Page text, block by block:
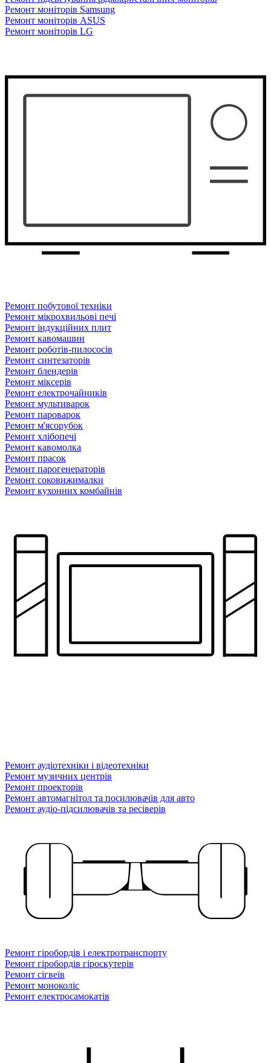
Ремонт моніторів Samsung
Ремонт моніторів ASUS
Ремонт моніторів LG
Ремонт побутової техніки
Ремонт мікрохвильові печі
Ремонт індукційних плит
Ремонт кавомашин
Ремонт роботів-пилососів
Ремонт синтезаторів
Ремонт блендерiв
Ремонт мiксерiв
Ремонт електрочайників
Ремонт мультиварок
Ремонт пароварок
Ремонт м'ясорубок
Ремонт хлiбопечi
Ремонт кавомолка
Ремонт прасок
Ремонт парогенераторiв
Ремонт соковижималки
Ремонт кухонних комбайнів
Ремонт аудіотехніки і відеотехніки
Ремонт музичних центрів
Ремонт проекторів
Ремонт автомагнітол та посилювачів для авто
Ремонт аудіо-підсилювачів та ресіверів
Ремонт гіробордів і електротранспорту
Ремонт гіробордів гіроскутерів
Ремонт сігвеїв
Ремонт моноколіс
Ремонт електросамокатів